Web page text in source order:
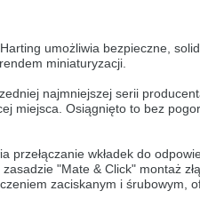
Sprache als die derzeit
Version bleiben
language than the
jaký je momentálně používán.
umożliwia bezpieczne,
miniaturyzacji.
najmniejszej serii
miejsca. Osiągnięto to bez
przełączanie wkładek do
zasadzie "Mate & Click" montaż
zaciskanym i śrubowym,